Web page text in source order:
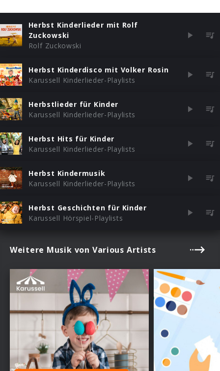
Herbst Kinderlieder mit Rolf
Zuckowski
Rolf Zuckowski
Herbst Kinderdisco mit Volker Rosin
Karussell Kinderlieder-Playlists
Herbstlieder für Kinder
Karussell Kinderlieder-Playlists
Herbst Hits für Kinder
Karussell Kinderlieder-Playlists
Herbst Kindermusik
Karussell Kinderlieder-Playlists
Herbst Geschichten für Kinder
Karussell Hörspiel-Playlists
Weitere Musik von Various Artists